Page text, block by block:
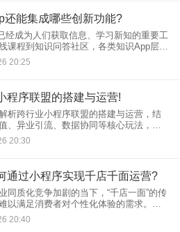
还能集成哪些创新功能?
经成为人们获取信息、学习新知的重要工
课程到知识问答社区，各类知识App层出
了不同用户群体的多样化需求。然而，
争的日益激烈，知识App要想持续吸引用
20:25
程序联盟的搭建与运营!
析跨行业小程序联盟的搭建与运营，结
、异业引流、数据协同等核心玩法，提
合到用户裂变的完整路径，助力企业突
实现低成本获客与品牌增值。 一、跨
20:30
通过小程序实现千店千面运营?
同质化竞争加剧的当下，“千店一面”的传
以满足消费者对个性化体验的需求。品
数字化工具实现差异化门店的精细化运
过小程序运营，正成为破解这一难题的
20:40